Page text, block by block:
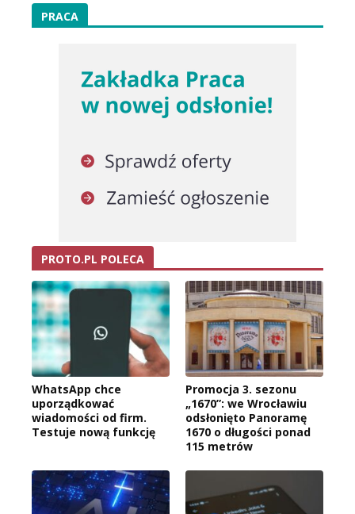
PRACA
PROTO.PL POLECA
WhatsApp chce
uporządkować
wiadomości od firm.
Testuje nową funkcję
Promocja 3. sezonu
„1670”: we Wrocławiu
odsłonięto Panoramę
1670 o długości ponad
115 metrów